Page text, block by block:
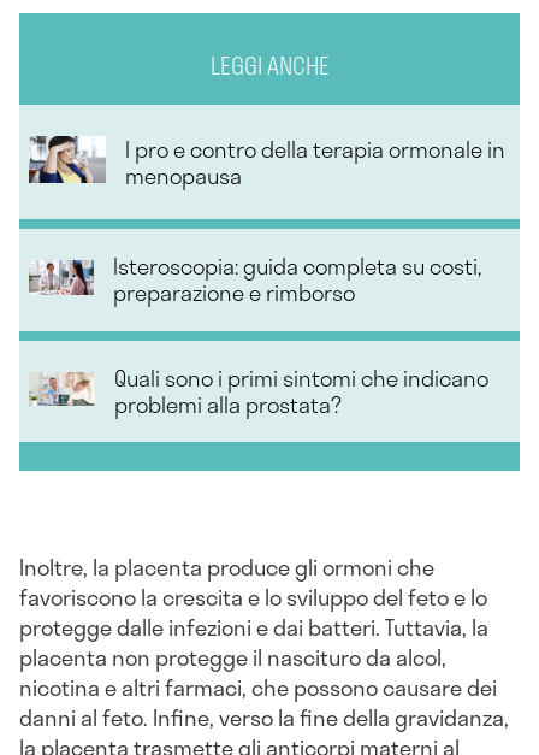
LEGGI ANCHE
I pro e contro della terapia ormonale in
menopausa
Isteroscopia: guida completa su costi,
preparazione e rimborso
Quali sono i primi sintomi che indicano
problemi alla prostata?
Inoltre, la placenta produce gli ormoni che
favoriscono la crescita e lo sviluppo del feto e lo
protegge dalle infezioni e dai batteri. Tuttavia, la
placenta non protegge il nascituro da alcol,
nicotina e altri farmaci, che possono causare dei
danni al feto. Infine, verso la fine della gravidanza,
la placenta trasmette gli anticorpi materni al